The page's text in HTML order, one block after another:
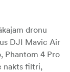
dronu
DJI Mavic Air
Phantom 4 Pro
nakts filtri,